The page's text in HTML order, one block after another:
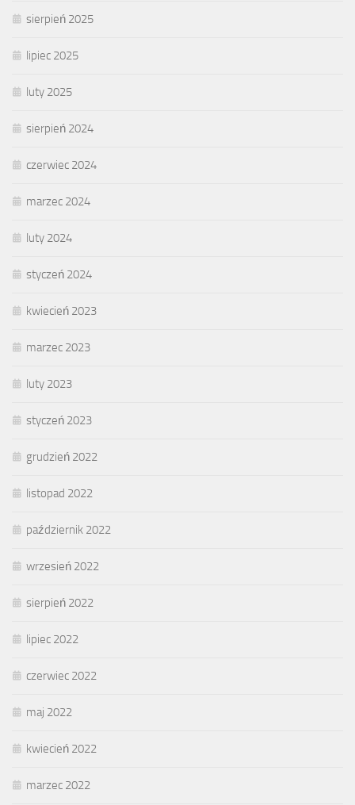
sierpień 2025
lipiec 2025
luty 2025
sierpień 2024
czerwiec 2024
marzec 2024
luty 2024
styczeń 2024
kwiecień 2023
marzec 2023
luty 2023
styczeń 2023
grudzień 2022
listopad 2022
październik 2022
wrzesień 2022
sierpień 2022
lipiec 2022
czerwiec 2022
maj 2022
kwiecień 2022
marzec 2022